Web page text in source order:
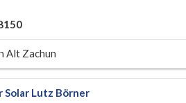
Alt Zachun
Solar Lutz Börner